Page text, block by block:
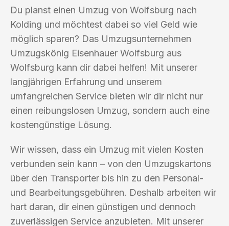
Du planst einen Umzug von Wolfsburg nach
Kolding und möchtest dabei so viel Geld wie
möglich sparen? Das Umzugsunternehmen
Umzugskönig Eisenhauer Wolfsburg aus
Wolfsburg kann dir dabei helfen! Mit unserer
langjährigen Erfahrung und unserem
umfangreichen Service bieten wir dir nicht nur
einen reibungslosen Umzug, sondern auch eine
kostengünstige Lösung.
Wir wissen, dass ein Umzug mit vielen Kosten
verbunden sein kann – von den Umzugskartons
über den Transporter bis hin zu den Personal-
und Bearbeitungsgebühren. Deshalb arbeiten wir
hart daran, dir einen günstigen und dennoch
zuverlässigen Service anzubieten. Mit unserer